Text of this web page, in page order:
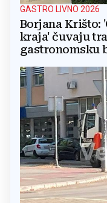
GASTRO LIVNO 2026
Borjana Krišto:
kraja' čuvaju
gastronomsku